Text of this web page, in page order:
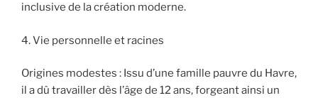
inclusive de la création moderne.
4. Vie personnelle et racines
Origines modestes : Issu d’une famille pauvre du Havre,
il a dû travailler dès l’âge de 12 ans, forgeant ainsi un